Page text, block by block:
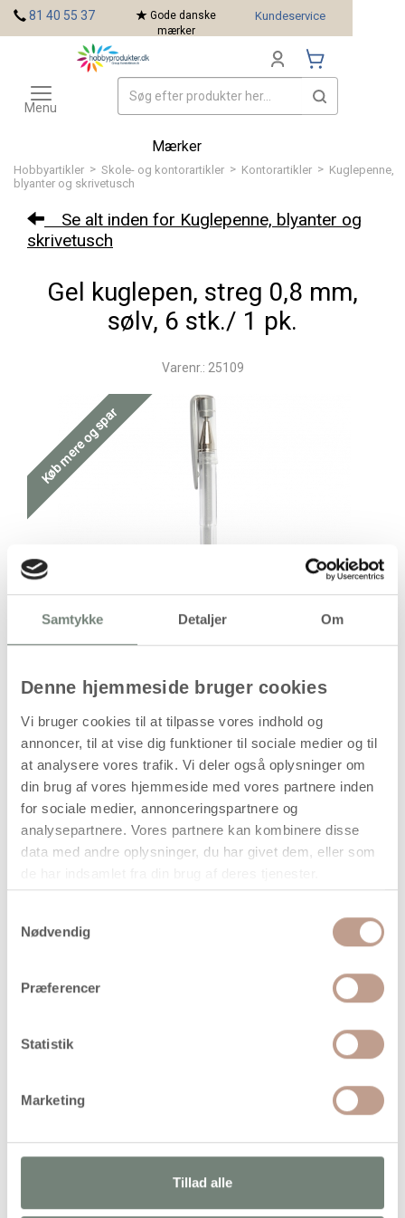
Samtykke Detaljer Om
Denne hjemmeside bruger cookies
Vi bruger cookies til at tilpasse vores indhold og
annoncer, til at vise dig funktioner til sociale medier og til
at analysere vores trafik. Vi deler også oplysninger om
din brug af vores hjemmeside med vores partnere inden
for sociale medier, annonceringspartnere og
analysepartnere. Vores partnere kan kombinere disse
data med andre oplysninger, du har givet dem, eller som
Nødvendig
Præferencer
Statistik
Marketing
Tillad alle
Hobbyartikler > Skole- og kontorartikler > Kontorartikler > Kuglepenne,
blyanter og skrivetusch
Se alt inden for Kuglepenne, blyanter og
skrivetusch
Gel kuglepen, streg 0,8 mm,
sølv, 6 stk./ 1 pk.
Varenr.: 25109
Køb mere og spar
Køb mere og spar
Antal Pris / Stk Spar
111,75 kr.
49,94 kr.
kr.ekskl. moms)
Leveringsomkostninger
Din bestilling er først bindende,
når vi har bekræftet din ordre.
81 40 55 37
Gode danske
mærker
Kundeservice
Toggle
navigation
Menu
Mærker